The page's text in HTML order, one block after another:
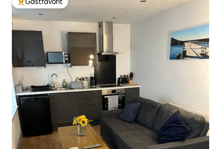
Populär gästfavorit